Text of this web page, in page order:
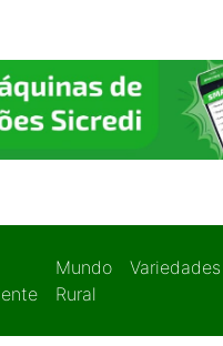
Mundo
Rural
Variedades